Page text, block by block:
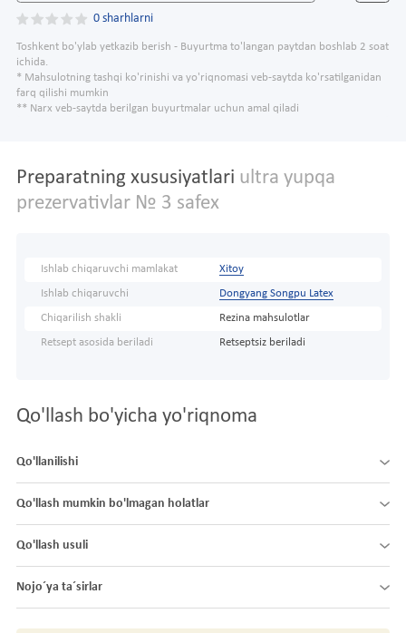
0 sharhlarni
Toshkent bo'ylab yetkazib berish - Buyurtma to'langan paytdan boshlab 2 soat
ichida.
* Mahsulotning tashqi ko'rinishi va yo'riqnomasi veb-saytda ko'rsatilganidan
farq qilishi mumkin
** Narx veb-saytda berilgan buyurtmalar uchun amal qiladi
Preparatning xususiyatlari ultra yupqa
prezervativlar № 3 safex
Ishlab chiqaruvchi mamlakat Xitoy
Ishlab chiqaruvchi Dongyang Songpu Latex
Chiqarilish shakli Rezina mahsulotlar
Retsept asosida beriladi Retseptsiz beriladi
Qo'llash bo'yicha yo'riqnoma
Qo'llanilishi
Qo'llash mumkin bo'lmagan holatlar
Qo'llash usuli
Nojo´ya ta´sirlar